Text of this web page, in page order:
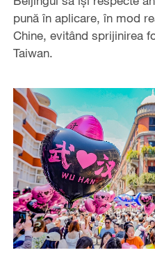
pună în aplicare, în mod
Chine, evitând sprijinirea
Taiwan.